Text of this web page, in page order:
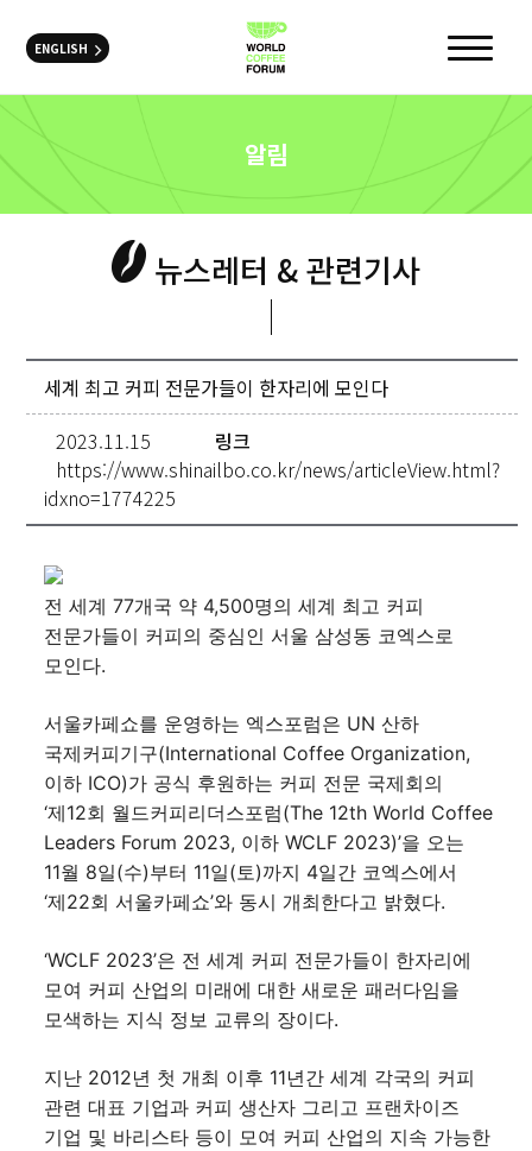
ENGLISH
알림
뉴스레터 & 관련기사
세계 최고 커피 전문가들이 한자리에 모인다
2023.11.15
링크
https://www.shinailbo.co.kr/news/articleView.html?
idxno=1774225
전 세계 77개국 약 4,500명의 세계 최고 커피
전문가들이 커피의 중심인 서울 삼성동 코엑스로
모인다.
서울카페쇼를 운영하는 엑스포럼은 UN 산하
국제커피기구(International Coffee Organization,
이하 ICO)가 공식 후원하는 커피 전문 국제회의
‘제12회 월드커피리더스포럼(The 12th World Coffee
Leaders Forum 2023, 이하 WCLF 2023)’을 오는
11월 8일(수)부터 11일(토)까지 4일간 코엑스에서
‘제22회 서울카페쇼’와 동시 개최한다고 밝혔다.
‘WCLF 2023’은 전 세계 커피 전문가들이 한자리에
모여 커피 산업의 미래에 대한 새로운 패러다임을
모색하는 지식 정보 교류의 장이다.
지난 2012년 첫 개최 이후 11년간 세계 각국의 커피
관련 대표 기업과 커피 생산자 그리고 프랜차이즈
기업 및 바리스타 등이 모여 커피 산업의 지속 가능한